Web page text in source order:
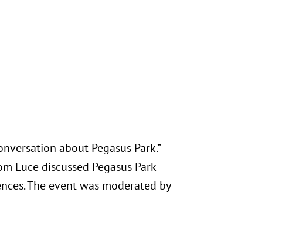
about Pegasus Park.”
Luce discussed Pegasus Park
The event was moderated by